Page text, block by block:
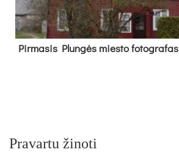
Pir­ma­sis Plun­gės mies­to fo­tog­ra­fas
Pravartu žinoti